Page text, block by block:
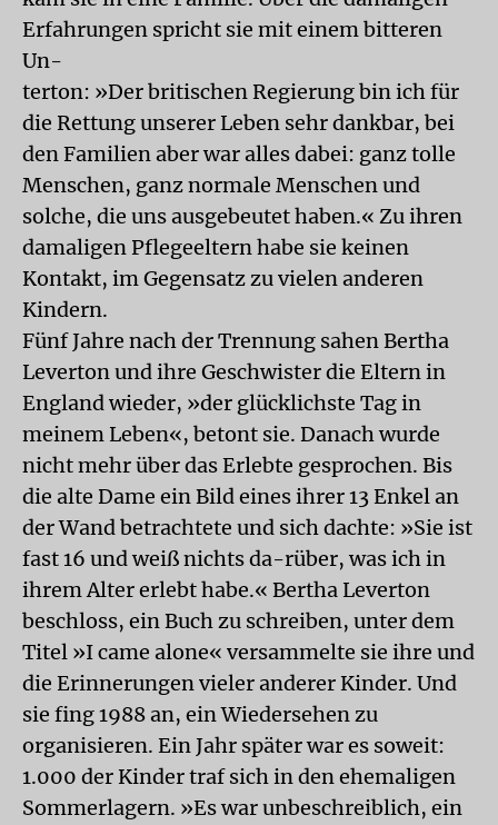
Erfahrungen spricht sie mit einem bitteren
Un-
terton: »Der britischen Regierung bin ich für
die Rettung unserer Leben sehr dankbar, bei
den Familien aber war alles dabei: ganz tolle
Menschen, ganz normale Menschen und
solche, die uns ausgebeutet haben.« Zu ihren
damaligen Pflegeeltern habe sie keinen
Kontakt, im Gegensatz zu vielen anderen
Kindern.
Fünf Jahre nach der Trennung sahen Bertha
Leverton und ihre Geschwister die Eltern in
England wieder, »der glücklichste Tag in
meinem Leben«, betont sie. Danach wurde
nicht mehr über das Erlebte gesprochen. Bis
die alte Dame ein Bild eines ihrer 13 Enkel an
der Wand betrachtete und sich dachte: »Sie ist
fast 16 und weiß nichts da-rüber, was ich in
ihrem Alter erlebt habe.« Bertha Leverton
beschloss, ein Buch zu schreiben, unter dem
Titel »I came alone« versammelte sie ihre und
die Erinnerungen vieler anderer Kinder. Und
sie fing 1988 an, ein Wiedersehen zu
organisieren. Ein Jahr später war es soweit:
1.000 der Kinder traf sich in den ehemaligen
Sommerlagern. »Es war unbeschreiblich, ein